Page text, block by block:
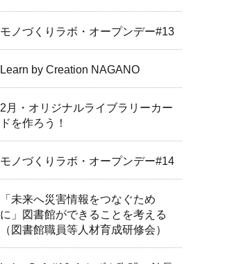
モノづくりラボ・オープンデー#13
Learn by Creation NAGANO
2月・オリジナルライブラリーカー
ドを作ろう！
モノづくりラボ・オープンデー#14
「未来へ災害情報をつなぐため
に」図書館ができることを考える
（図書館職員等人材育成研修会）